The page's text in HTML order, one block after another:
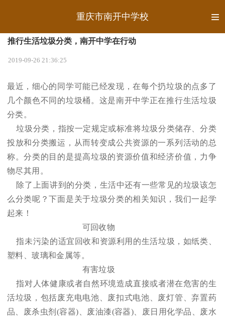
重庆市南开中学校
推行生活垃圾分类，南开中学在行动
2019-09-26 21:36:25
最近，细心的同学可能已经发现，在每个扔垃圾的点多了
几个颜色不同的垃圾桶。这是南开中学正在推行生活垃圾
分类。
垃圾分类，指按一定规定或标准将垃圾分类储存、分类
投放和分类搬运，从而转变成公共资源的一系列活动的总
称。分类的目的是提高垃圾的资源价值和经济价值，力争
物尽其用。
除了上面讲到的分类，生活中还有一些常见的垃圾该怎
么分类呢？下面是关于垃圾分类的相关知识，我们一起学
起来！
可回收物
指未污染的适宜回收和资源利用的生活垃圾，如纸类、
塑料、玻璃和金属等。
有害垃圾
指对人体健康或者自然环境造成直接或者潜在危害的生
活垃圾，包括废充电电池、废扣式电池、废灯管、弃置药
品、废杀虫剂(容器)、废油漆(容器)、废日用化学品、废水